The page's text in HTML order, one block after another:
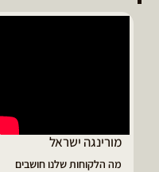
מורינגה ישראל
מה הלקוחות שלנו חושבים